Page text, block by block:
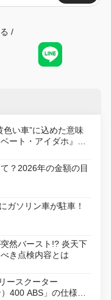
/
色い車”に込めた意味
ート・アイダホ』が
復活
？2026年の金額の目
ガソリン車が駐車！
然バースト!? 炎天下
き点検内容とは
ースクーター
400 ABS」の仕様を